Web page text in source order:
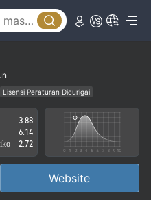
Lisensi Peraturan Dicurigai
Potensi risiko tinggi
3.88
6.14
2.72
Website